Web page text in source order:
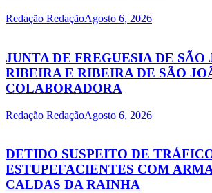
Redação RedaçãoAgosto 6, 2026
JUNTA DE FREGUESIA DE SÃO
RIBEIRA E RIBEIRA DE SÃO
COLABORADORA
Redação RedaçãoAgosto 6, 2026
DETIDO SUSPEITO DE
ESTUPEFACIENTES COM
CALDAS DA RAINHA